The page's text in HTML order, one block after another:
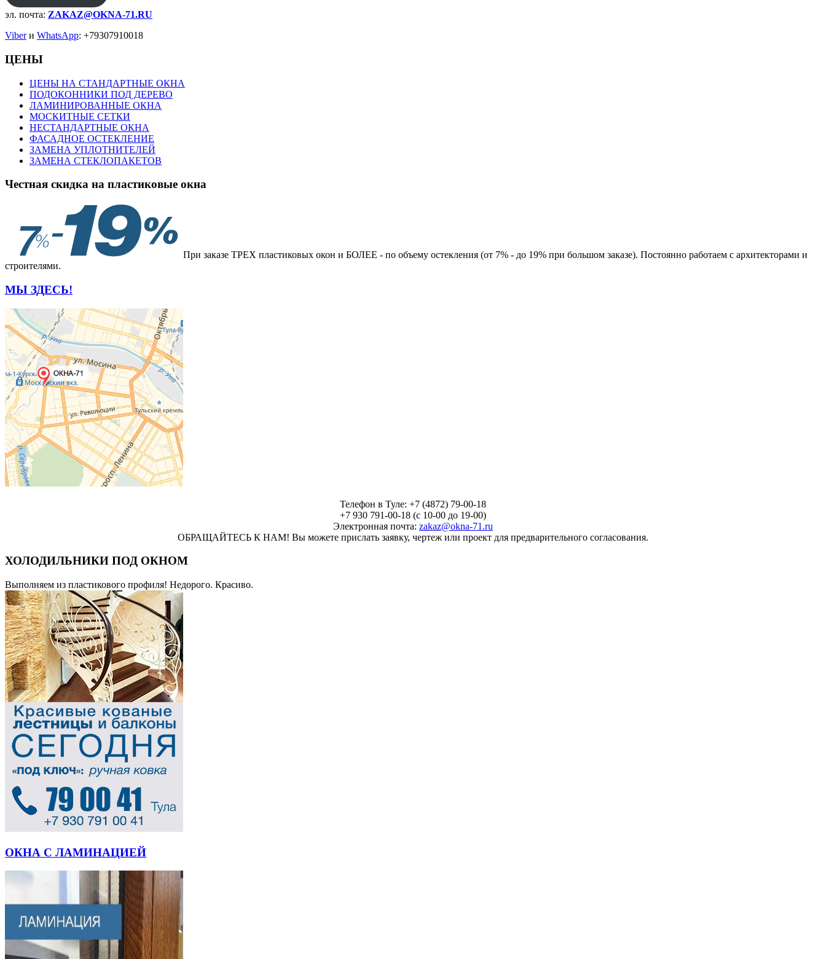
эл. почта: ZAKAZ@OKNA-71.RU
Viberи WhatsApp: +79307910018
ЦЕНЫ
ЦЕНЫ НА СТАНДАРТНЫЕ ОКНА
ПОДОКОННИКИ ПОД ДЕРЕВО
ЛАМИНИРОВАННЫЕ ОКНА
МОСКИТНЫЕ СЕТКИ
НЕСТАНДАРТНЫЕ ОКНА
ФАСАДНОЕ ОСТЕКЛЕНИЕ
ЗАМЕНА УПЛОТНИТЕЛЕЙ
ЗАМЕНА СТЕКЛОПАКЕТОВ
Честная скидка на пластиковые окна
При заказе ТРЕХ пластиковых окон и БОЛЕЕ - по объему остекления (от 7% - до 19% при большом заказе). Постоянно работаем с архитекторами и
строителями.
МЫ ЗДЕСЬ!
Телефон в Туле: +7 (4872) 79-00-18
+7 930 791-00-18 (с 10-00 до 19-00)
Электронная почта: zakaz@okna-71.ru
ОБРАЩАЙТЕСЬ К НАМ! Вы можете прислать заявку, чертеж или проект для предварительного согласования.
ХОЛОДИЛЬНИКИ ПОД ОКНОМ
Выполняем из пластикового профиля! Недорого. Красиво.
ОКНА С ЛАМИНАЦИЕЙ